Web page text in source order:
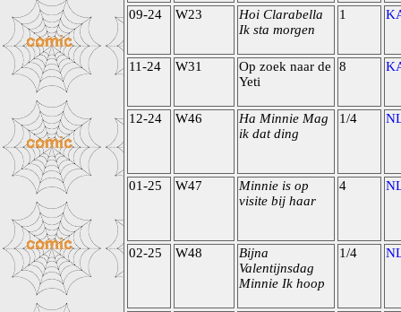
09-24 W23
Hoi Clarabella
Ik sta morgen
1
11-24 W31
Op zoek naar de
Yeti
8
12-24 W46
Ha Minnie Mag
ik dat ding
1/4
01-25 W47
Minnie is op
visite bij haar
4
02-25 W48
Bijna
Valentijnsdag
Minnie Ik hoop
1/4